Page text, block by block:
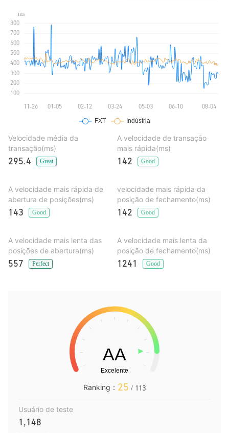
Velocidade média da
transação(ms)
295.4 Great
A velocidade de transação
mais rápida(ms)
142 Good
A velocidade mais rápida de
abertura de posições(ms)
143 Good
velocidade mais rápida da
posição de fechamento(ms)
142 Good
A velocidade mais lenta das
posições de abertura(ms)
557 Perfect
A velocidade mais lenta da
posição de fechamento(ms)
1241 Good
Ranking： 25 / 113
Usuário de teste
1,148